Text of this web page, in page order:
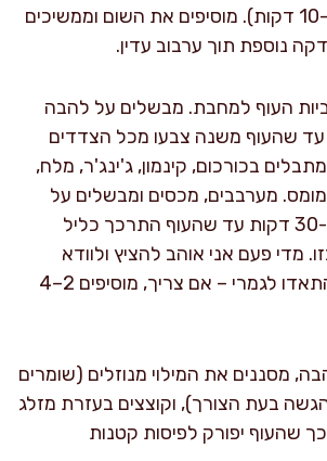
וריכוך מלא (8–10 דקות). מוסיפים את השום וממשיכים
נוספת תוך ערבוב עדין.
העוף למחבת. מבשלים על להבה
עד שהעוף משנה צבעו מכל הצדדים
מתבלים בכורכום, קינמון, ג'ינג'ר, מלח,
מערבבים, מכסים ומבשלים על
להבה נמוכה כ-30 דקות עד שהעוף התרכך כליל
מדי פעם אני אוהב להציץ ולוודא
שהנוזלים לא התאדו לגמרי – אם צריך, מוסיפים 2–4
מסננים את המילוי מנוזלים (שומרים
בעת הצורך), וקוצצים בעזרת מזלג
כך שהעוף יפורק לפיסות קטנות